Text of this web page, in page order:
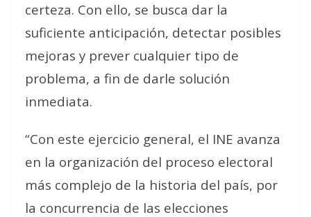
certeza. Con ello, se busca dar la
suficiente anticipación, detectar posibles
mejoras y prever cualquier tipo de
problema, a fin de darle solución
inmediata.
“Con este ejercicio general, el INE avanza
en la organización del proceso electoral
más complejo de la historia del país, por
la concurrencia de las elecciones